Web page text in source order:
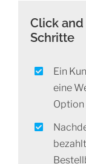
Click
Schritte
Ein
eine
Option